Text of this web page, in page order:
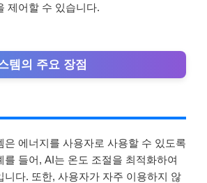
제어할 수 있습니다.
템의 주요 장점
은 에너지를 사용자로 사용할 수 있도록
를 들어, AI는 온도 조절을 최적화하여
니다. 또한, 사용자가 자주 이용하지 않